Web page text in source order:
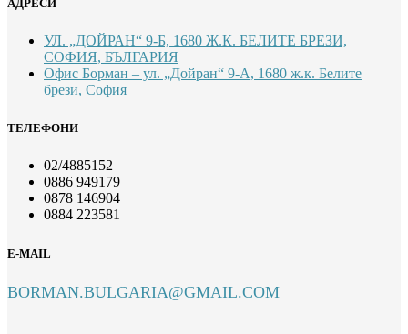
АДРЕСИ
УЛ. „ДОЙРАН“ 9-Б, 1680 Ж.К. БЕЛИТЕ БРЕЗИ,
СОФИЯ, БЪЛГАРИЯ
Офис Борман – ул. „Дойран“ 9-А, 1680 ж.к. Белите
брези, София
ТЕЛЕФОНИ
02/4885152
0886 949179
0878 146904
0884 223581
E-MAIL
BORMAN.BULGARIA@GMAIL.COM